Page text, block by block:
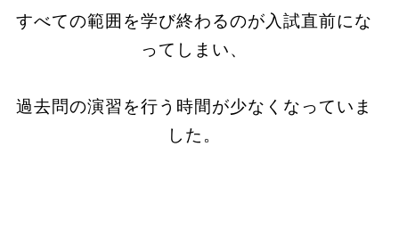
すべての範囲を学び終わるのが入試直前にな
ってしまい、
過去問の演習を行う時間が少なくなっていま
した。